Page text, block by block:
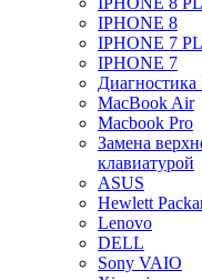
IPHONE 8
IPHONE 7
IPHONE 7
Диагностика
MacBook Air
Macbook Pro
Замена
клавиатурой
ASUS
Hewlett
Lenovo
DELL
Sony VAIO